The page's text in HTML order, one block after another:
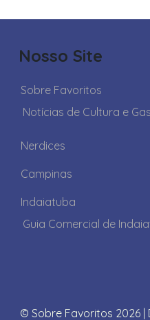
Nosso Site
Sobre Favoritos
Notícias de Cultura e
Nerdices
Campinas
Indaiatuba
Guia Comercial de
© Sobre Favoritos 2026 |